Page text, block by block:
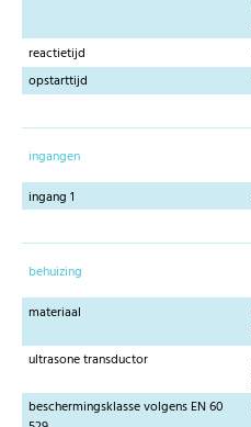
reactietijd
opstarttijd
ingangen
ingang 1
behuizing
materiaal
ultrasone transductor
beschermingsklasse volgens EN 60